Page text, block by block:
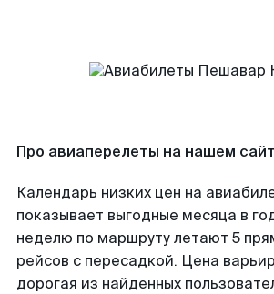
Про авиаперелеты на нашем
Календарь низких цен на
показывает выгодные месяца в
неделю по маршруту летают 5
рейсов с пересадкой. Цена
дорогая из найденных